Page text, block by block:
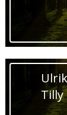
Tilly